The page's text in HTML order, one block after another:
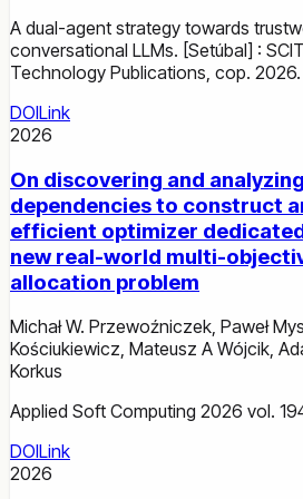
A dual-agent strategy towards
conversational LLMs. [Setúbal] :
Technology Publications, cop.
DOILink
2026
On discovering and
dependencies to construct
efficient optimizer
new real-world multi-
allocation problem
Michał W. Przewoźniczek, Paweł
Kościukiewicz, Mateusz A Wójcik,
Korkus
Applied Soft Computing 2026 vol.
DOILink
2026